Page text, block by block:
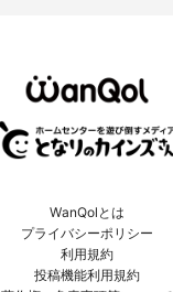
WanQolとは
プライバシーポリシー
利用規約
投稿機能利用規約